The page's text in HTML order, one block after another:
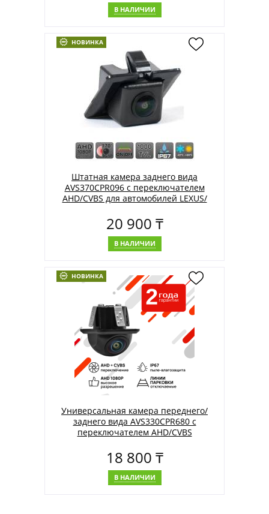
В НАЛИЧИИ
НОВИНКА
Штатная камера заднего вида
AVS370CPR096 с переключателем
AHD/CVBS для автомобилей LEXUS/
20 900 ₸
В НАЛИЧИИ
НОВИНКА
Универсальная камера переднего/
заднего вида AVS330CPR680 с
переключателем AHD/CVBS
18 800 ₸
В НАЛИЧИИ